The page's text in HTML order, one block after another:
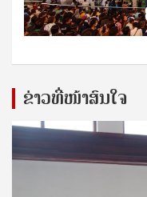
ຂ່າວທີ່ໜ້າສົນໃຈ